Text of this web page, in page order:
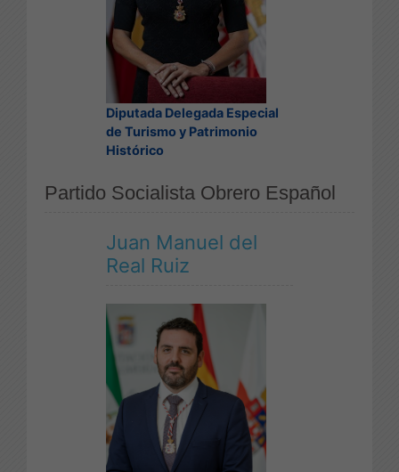
Diputada Delegada Especial
de Turismo y Patrimonio
Histórico
Partido Socialista Obrero Español
Juan Manuel del
Real Ruiz